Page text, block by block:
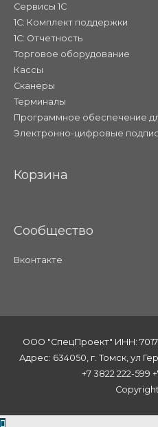
Сервисы 1С
1С: Комплект поддержки
1С: Отчетность
Торговое оборудование
Кассы
Сканеры
Терминалы
Программное обеспечение
Электронно-цифровые
Корзина
Сообщество
Вконтакте
ООО "СпецПроект" ИНН:
Адрес: 634050, г. Томск, ул
+7 3822 222-599